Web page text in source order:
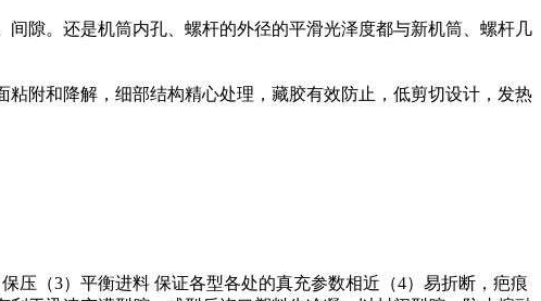
隙。还是机筒内孔、螺杆的外径的平滑光泽度都与新机筒、螺杆几
附和降解，细部结构精心处理，藏胶有效防止，低剪切设计，发热
压（3）平衡进料 保证各型各处的真充参数相近（4）易折断，疤痕